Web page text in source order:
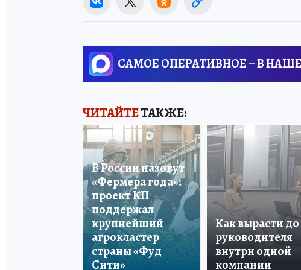
САМОЕ ОПЕРАТИВНОЕ – В
ЧИТАЙТЕТАКЖЕ:
В России назовут
«Фермера года»:
проект КП
поддержал
крупнейший
агрокластер
страны «Фуд
Сити»
Как вырасти до
руководителя
внутри одной
компании